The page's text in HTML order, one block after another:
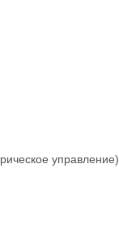
управление)